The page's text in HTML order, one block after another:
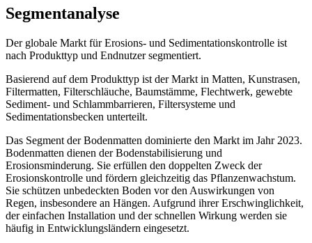
Segmentanalyse
Der globale Markt für Erosions- und Sedimentationskontrolle ist
nach Produkttyp und Endnutzer segmentiert.
Basierend auf dem Produkttyp ist der Markt in Matten, Kunstrasen,
Filtermatten, Filterschläuche, Baumstämme, Flechtwerk, gewebte
Sediment- und Schlammbarrieren, Filtersysteme und
Sedimentationsbecken unterteilt.
Das Segment der Bodenmatten dominierte den Markt im Jahr 2023.
Bodenmatten dienen der Bodenstabilisierung und
Erosionsminderung. Sie erfüllen den doppelten Zweck der
Erosionskontrolle und fördern gleichzeitig das Pflanzenwachstum.
Sie schützen unbedeckten Boden vor den Auswirkungen von
Regen, insbesondere an Hängen. Aufgrund ihrer Erschwinglichkeit,
der einfachen Installation und der schnellen Wirkung werden sie
häufig in Entwicklungsländern eingesetzt.